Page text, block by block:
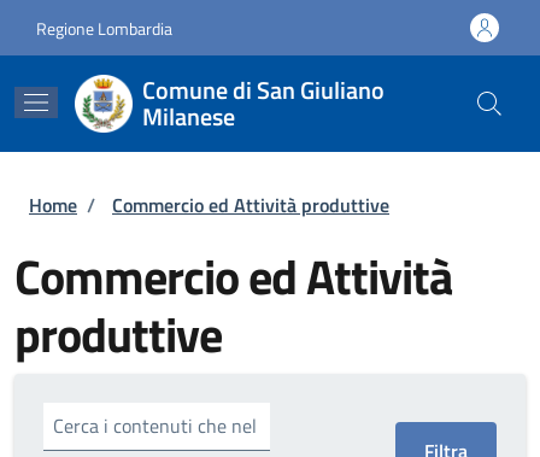
Regione Lombardia
Comune di San Giuliano
Milanese
Briciole di pane
Home / Commercio ed Attività produttive
Commercio ed Attività
produttive
Cerca i contenuti che nel